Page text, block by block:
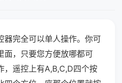
器完全可以单人操作。你可
面，只要您方便放哪都可
，遥控上有A,B,C,D四个按